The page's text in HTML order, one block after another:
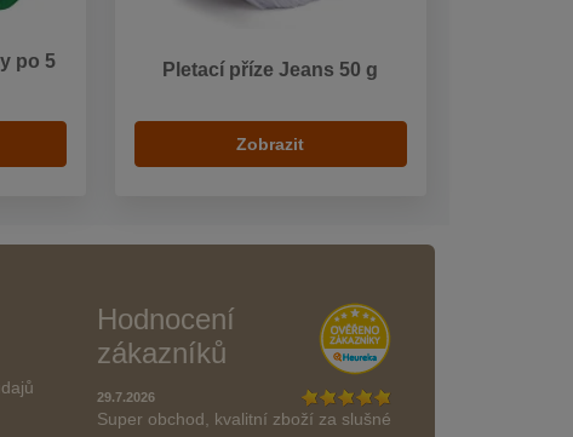
po 5
Pletací příze Jeans 50 g
Zobrazit
Hodnocení
zákazníků
29.7.2026
Super obchod, kvalitní zboží za slušné